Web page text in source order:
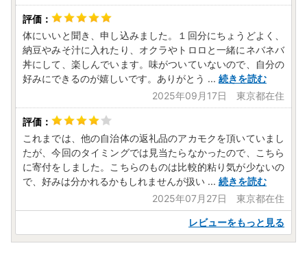
体にいいと聞き、申し込みました。１回分にちょうどよく、
納豆やみそ汁に入れたり、オクラやトロロと一緒にネバネバ
丼にして、楽しんでいます。味がついていないので、自分の
好みにできるのが嬉しいです。ありがとう ... 続きを読む
2025年09月17日 東京都在住
これまでは、他の自治体の返礼品のアカモクを頂いていまし
たが、今回のタイミングでは見当たらなかったので、こちら
に寄付をしました。こちらのものは比較的粘り気が少ないの
で、好みは分かれるかもしれませんが扱い ... 続きを読む
2025年07月27日 東京都在住
レビューをもっと見る